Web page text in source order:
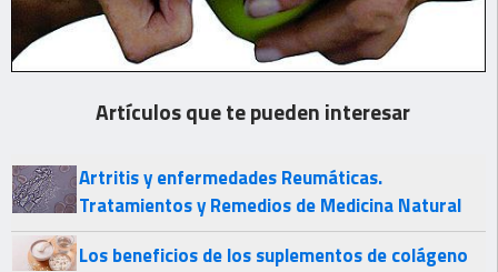
Artículos que te pueden interesar
Artritis y enfermedades Reumáticas.
Tratamientos y Remedios de Medicina Natural
Los beneficios de los suplementos de colágeno